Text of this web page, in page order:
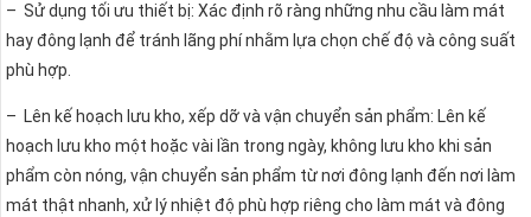
– Sử dụng tối ưu thiết bị: Xác định rõ ràng những nhu cầu làm mát
hay đông lạnh để tránh lãng phí nhằm lựa chọn chế độ và công suất
phù hợp.
– Lên kế hoạch lưu kho, xếp dỡ và vận chuyển sản phẩm: Lên kế
hoạch lưu kho một hoặc vài lần trong ngày, không lưu kho khi sản
phẩm còn nóng, vận chuyển sản phẩm từ nơi đông lạnh đến nơi làm
mát thật nhanh, xử lý nhiệt độ phù hợp riêng cho làm mát và đông